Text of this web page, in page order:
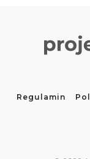
Regulamin